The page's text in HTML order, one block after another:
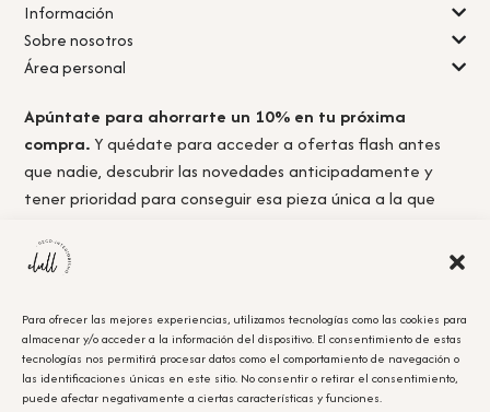
Para ofrecer las mejores experiencias, utilizamos tecnologías como las cookies para
almacenar y/o acceder a la información del dispositivo. El consentimiento de estas
tecnologías nos permitirá procesar datos como el comportamiento de navegación o
las identificaciones únicas en este sitio. No consentir o retirar el consentimiento,
puede afectar negativamente a ciertas características y funciones.
Información
Sobre nosotros
Área personal
Apúntate para ahorrarte un 10% en tu próxima
compra.Y quédate para acceder a ofertas flash antes
que nadie, descubrir las novedades anticipadamente y
tener prioridad para conseguir esa pieza única a la que
Acepto lapolítica de privacidad.
Obtener el cupón